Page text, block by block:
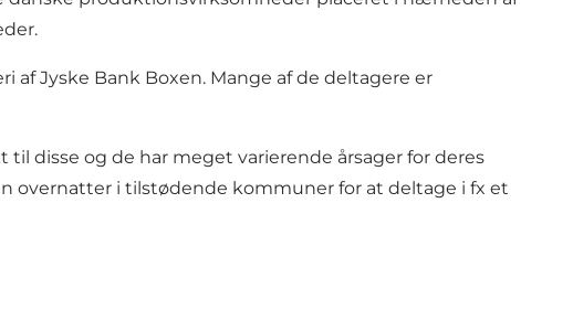
Jyske Bank Boxen. Mange af de deltagere er
disse og de har meget varierende årsager for deres
overnatter i tilstødende kommuner for at deltage i fx et